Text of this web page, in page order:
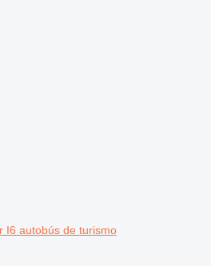
I6 autobús de turismo